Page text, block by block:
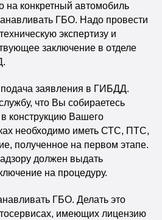
на конкретный автомобиль
ГБО. Надо провести
экспертизу и
заключение в отделе
заявления в ГИБДД.
что Вы собираетесь
конструкцию Вашего
необходимо иметь СТС, ПТС,
полученное на первом этапе.
должен выдать
на процедуру.
ГБО. Делать это
имеющих лицензию